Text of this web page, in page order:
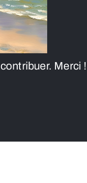
Merci !